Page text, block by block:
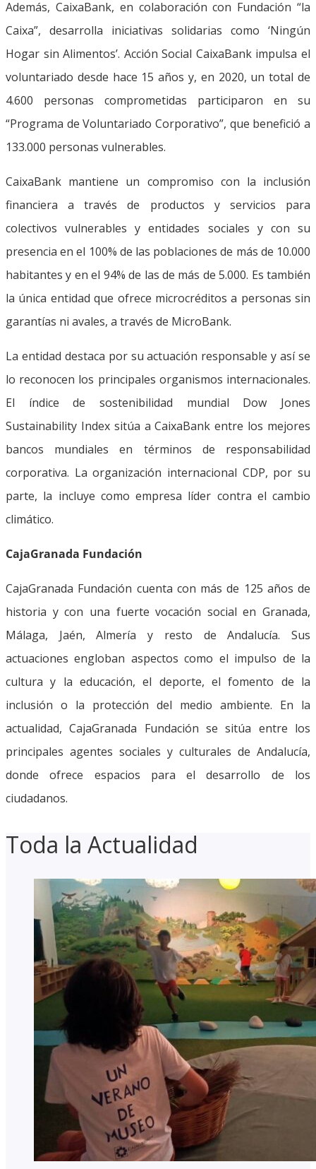
Además, CaixaBank, en colaboración con Fundación “la
Caixa”, desarrolla iniciativas solidarias como ‘Ningún
Hogar sin Alimentos’. Acción Social CaixaBank impulsa el
voluntariado desde hace 15 años y, en 2020, un total de
4.600 personas comprometidas participaron en su
“Programa de Voluntariado Corporativo”, que benefició a
133.000 personas vulnerables.
CaixaBank mantiene un compromiso con la inclusión
financiera a través de productos y servicios para
colectivos vulnerables y entidades sociales y con su
presencia en el 100% de las poblaciones de más de 10.000
habitantes y en el 94% de las de más de 5.000. Es también
la única entidad que ofrece microcréditos a personas sin
garantías ni avales, a través de MicroBank.
La entidad destaca por su actuación responsable y así se
lo reconocen los principales organismos internacionales.
El índice de sostenibilidad mundial Dow Jones
Sustainability Index sitúa a CaixaBank entre los mejores
bancos mundiales en términos de responsabilidad
corporativa. La organización internacional CDP, por su
parte, la incluye como empresa líder contra el cambio
climático.
CajaGranada Fundación
CajaGranada Fundación cuenta con más de 125 años de
historia y con una fuerte vocación social en Granada,
Málaga, Jaén, Almería y resto de Andalucía. Sus
actuaciones engloban aspectos como el impulso de la
cultura y la educación, el deporte, el fomento de la
inclusión o la protección del medio ambiente. En la
actualidad, CajaGranada Fundación se sitúa entre los
principales agentes sociales y culturales de Andalucía,
donde ofrece espacios para el desarrollo de los
ciudadanos.
Toda la Actualidad